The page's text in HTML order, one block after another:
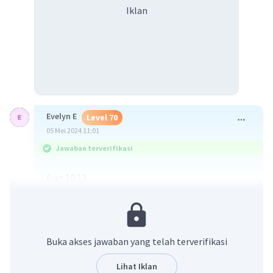
Iklan
Evelyn E Level 70
05 Mei 2024 11:01
Jawaban terverifikasi
Beri Rating
Buka akses jawaban yang telah terverifikasi
Lihat Iklan